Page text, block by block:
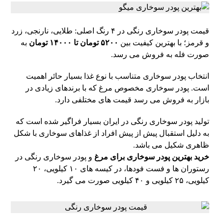
قیمت پودر سوخاری رنگی در ۴ رنگ اصلی: طلایی، نارنجی، زرد
و قرمز؛ با بهترین کیفیت بین ۵۲۰۰ تومان تا ۱۴۰۰۰ تومان
به
صورت فله به فروش می رسد.
انتخاب پودر سوخاری متناسب با نوع غذا بسیار حائر اهمیت
است. پودر سوخاری مخصوص مرغ که با برندهای زیادی در
بازار به فروش می رسد قیمت های مختلفی دارد.
تولید پودر سوخاری رنگی در ایران بسیار فراگیر شده است که
به دلیل استقبال پیش از پیش افراد از غذاهای سوخاری با شکل
ظاهری شکیل می باشد.
خرید بهترین پودر سوخاری برای مرغ و پودر سوخاری رنگی در
رستوران ها و فست فودها، در کیسه های ۱۰ کیلویی، ۲۰
کیلویی، ۲۵ کیلویی و ۴۰ کیلویی صورت می گیرد.